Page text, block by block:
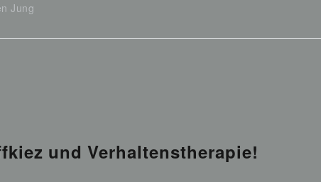
Jung
und Verhaltenstherapie!